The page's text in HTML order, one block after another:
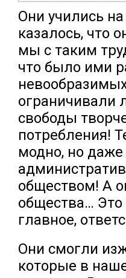
Они учились
казалось, что
мы с таким
что было ими
ограничивали
свободы
потребления!
модно, но даже
обществом! А
общества… Это
главное,
Они смогли
которые в